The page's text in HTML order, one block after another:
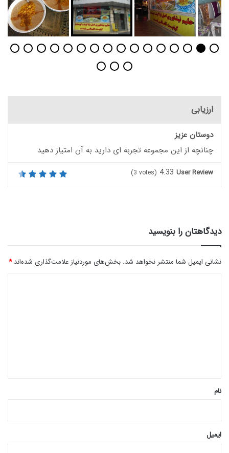
ارزیابی
دوستان عزیز
چنانچه از این مجموعه تجربه ای دارید به آن امتیاز دهید
User Review
4.33
(3 votes)
دیدگاهتان را بنویسید
نشانی ایمیل شما منتشر نخواهد شد. بخش‌های موردنیاز علامت‌گذاری شده‌اند*
نام
ایمیل